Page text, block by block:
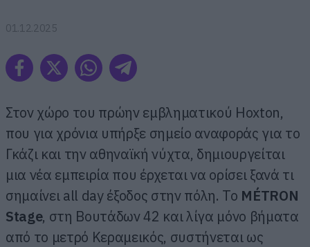
01.12.2025
Στον χώρο του πρώην εμβληματικού Hoxton,
που για χρόνια υπήρξε σημείο αναφοράς για το
Γκάζι και την αθηναϊκή νύχτα, δημιουργείται
μια νέα εμπειρία που έρχεται να ορίσει ξανά τι
σημαίνει all day έξοδος στην πόλη. Το MÉTRON
Stage, στη Βουτάδων 42 και λίγα μόνο βήματα
από το μετρό Κεραμεικός, συστήνεται ως